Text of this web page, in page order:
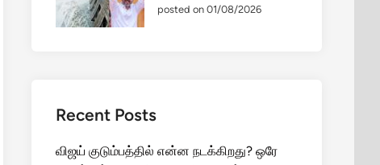
posted on 01/08/2026
Recent Posts
விஜய் குடும்பத்தில் என்ன நடக்கிறது? ஒரே